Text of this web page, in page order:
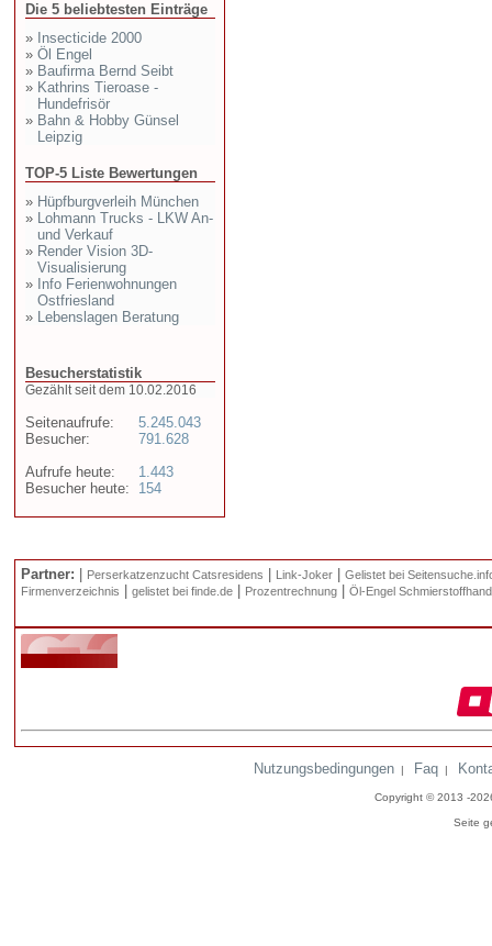
Die 5 beliebtesten Einträge
» Insecticide 2000
» Öl Engel
» Baufirma Bernd Seibt
» Kathrins Tieroase -
Hundefrisör
» Bahn & Hobby Günsel
Leipzig
TOP-5 Liste Bewertungen
» Hüpfburgverleih München
» Lohmann Trucks - LKW An-
und Verkauf
» Render Vision 3D-
Visualisierung
» Info Ferienwohnungen
Ostfriesland
» Lebenslagen Beratung
Besucherstatistik
Gezählt seit dem 10.02.2016
Seitenaufrufe:
Besucher:
Aufrufe heute:
Besucher heute:
5.245.043
791.628
1.443
154
Partner: Perserkatzenzucht Catsresidens Link-Joker
Gelistet bei
Firmenverzeichnis
gelistet bei finde.de Prozentrechnung Öl-Engel
Nutzungsbedingungen | Faq |
Copyright © 2013 -
Seite